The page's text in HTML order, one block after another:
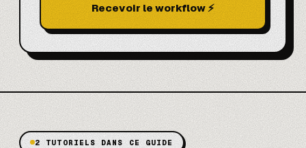
Recevoir le workflow ⚡
2 TUTORIELS DANS CE GUIDE